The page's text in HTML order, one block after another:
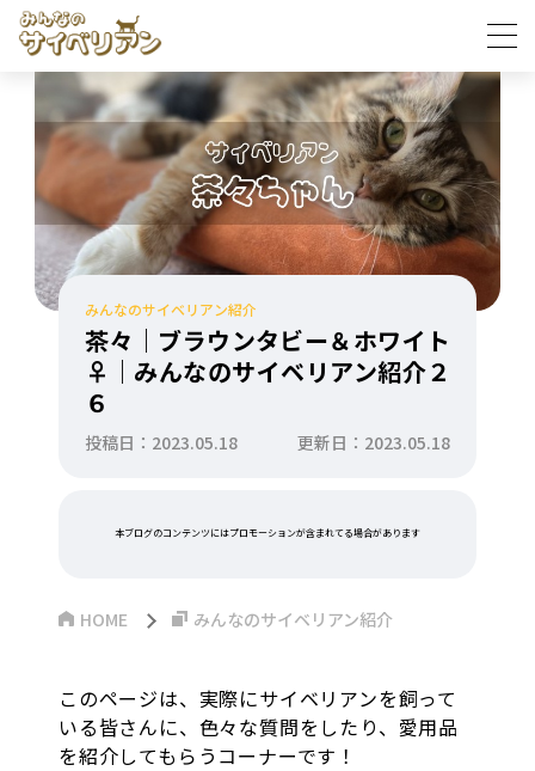
みんなのサイベリアン紹介
茶々｜ブラウンタビー＆ホワイト
♀｜みんなのサイベリアン紹介２
６
投稿日：2023.05.18 更新日：2023.05.18
本ブログのコンテンツにはプロモーションが含まれてる場合があります
HOME みんなのサイベリアン紹介
このページは、実際にサイベリアンを飼って
いる皆さんに、色々な質問をしたり、愛用品
を紹介してもらうコーナーです！